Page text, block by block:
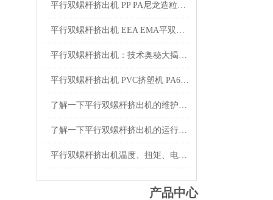
平行双螺杆挤出机 PP PA尼龙造粒机技术参数
平行双螺杆挤出机 EEA EMA平双挤出机 双螺杆挤出机技术参数
平行双螺杆挤出机：技术奥秘大揭秘！
平行双螺杆挤出机 PVC挤塑机 PA6+玻纤挤出造粒机技术参数
了解一下平行双螺杆挤出机的维护保养方法吧
了解一下平行双螺杆挤出机的运行过程吧
平行双螺杆挤出机温度、扭矩、电流控制要点
产品中心